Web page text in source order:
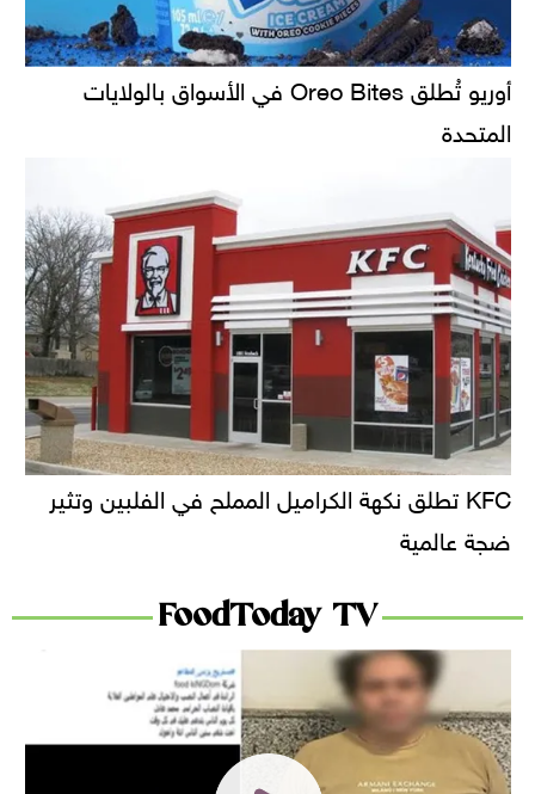
أوريو تُطلق Oreo Bites في الأسواق بالولايات
المتحدة
KFC تطلق نكهة الكراميل المملح في الفلبين وتثير
ضجة عالمية
FoodToday TV